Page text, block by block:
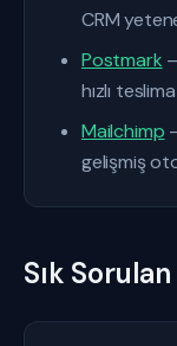
CRM
Postmark
hızlı
Mailchimp
gelişmiş
Sık